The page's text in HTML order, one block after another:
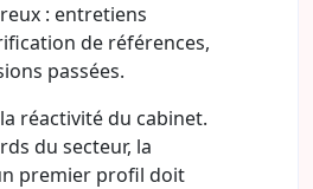
: entretiens
de références,
passées.
réactivité du cabinet.
du secteur, la
premier profil doit